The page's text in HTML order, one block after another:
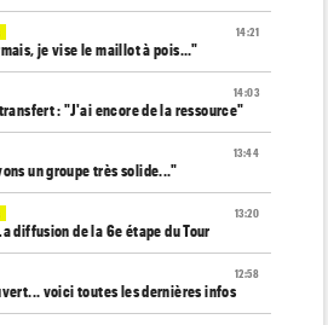
14:21
je vise le maillot à pois..."
14:03
: "J'ai encore de la ressource"
13:44
un groupe très solide..."
13:20
diffusion de la 6e étape du Tour
12:58
voici toutes les dernières infos